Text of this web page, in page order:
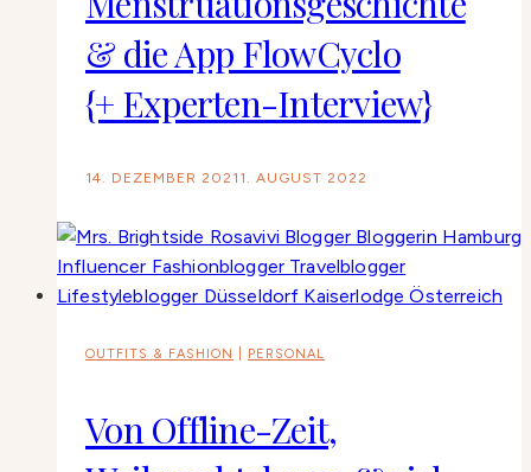
& die App FlowCyclo
{+ Experten-Interview}
14. DEZEMBER 2021 1. AUGUST 2022
OUTFITS & FASHION PERSONAL
Von Offline-Zeit,